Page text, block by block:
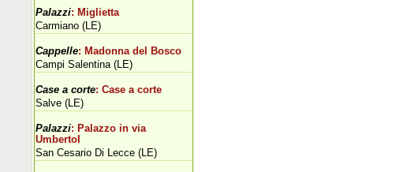
Palazzi: Miglietta
Carmiano (LE)
Cappelle: Madonna del Bosco
Campi Salentina (LE)
Case a corte: Case a corte
Salve (LE)
Palazzi: Palazzo in via
UmbertoI
San Cesario Di Lecce (LE)